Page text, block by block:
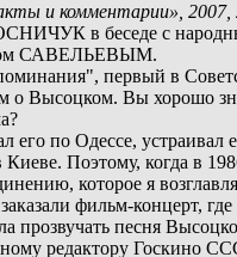
и комментарии», 2007,
в беседе с
САВЕЛЬЕВЫМ.
первый в
о Высоцком. Вы хорошо
его по Одессе, устраивал
Поэтому, когда в
которое я
фильм-концерт,
прозвучать песня
редактору Госкино